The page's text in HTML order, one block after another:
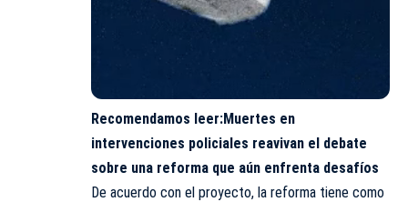
Recomendamos leer:Muertes en
intervenciones policiales reavivan el debate
sobre una reforma que aún enfrenta desafíos
De acuerdo con el proyecto, la reforma tiene como